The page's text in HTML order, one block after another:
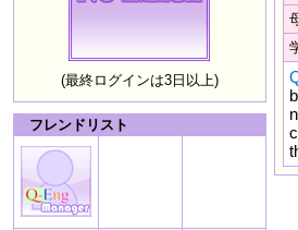
(最終ログインは3日以上)
フレンドリスト